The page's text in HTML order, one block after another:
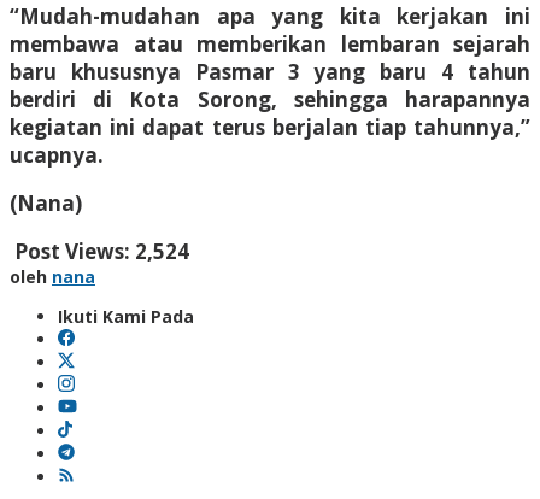
“Mudah-mudahan apa yang kita kerjakan ini
membawa atau memberikan lembaran sejarah
baru khususnya Pasmar 3 yang baru 4 tahun
berdiri di Kota Sorong, sehingga harapannya
kegiatan ini dapat terus berjalan tiap tahunnya,”
ucapnya.
(Nana)
Post Views: 2,524
oleh nana
Ikuti Kami Pada